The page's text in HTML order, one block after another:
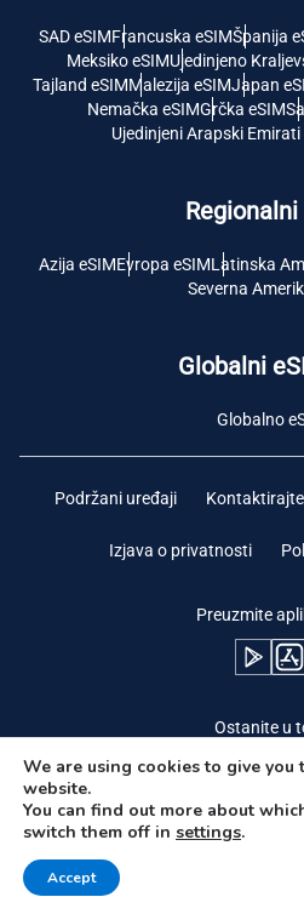
SAD eSIMFrancuska eSIMŠpanija
Meksiko eSIMUjedinjeno
Tajland eSIMMalezija eSIMJapan
Nemačka eSIMGrčka eSIM
Ujedinjeni Arapski Emirati
Regionalni
Azija eSIMEvropa eSIMLatinska
Severna
Globalni
Globalno
Podržani uređaji
Izjava o privatnosti
Preuzmite
Ostanite u
We are using cookies to give
website.
You can find out more about
switch them off in settings.
Accept